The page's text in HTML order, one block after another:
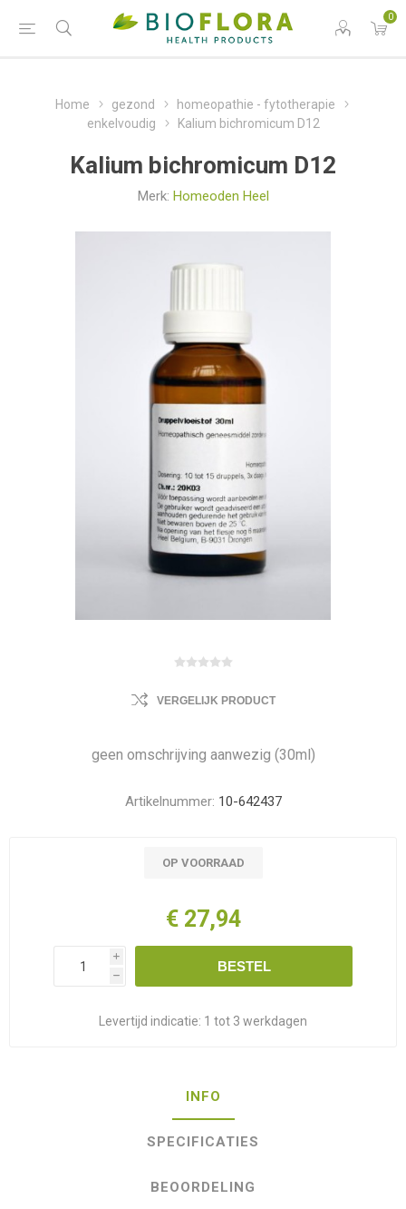
0
Home gezond
homeopathie - fytotherapie
enkelvoudig
Kalium bichromicum D12
Kalium bichromicum D12
Merk: Homeoden Heel
VERGELIJK PRODUCT
geen omschrijving aanwezig (30ml)
Artikelnummer: 10-642437
OP VOORRAAD
€ 27,94
i
h
BESTEL
Levertijd indicatie: 1 tot 3 werkdagen
INFO
SPECIFICATIES
BEOORDELING